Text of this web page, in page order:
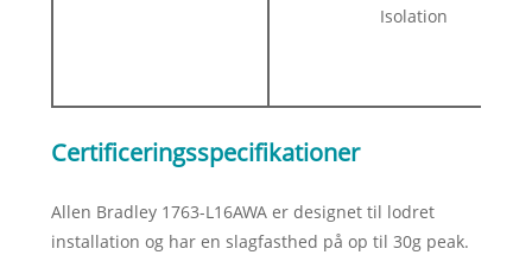
Isolation
Certificeringsspecifikationer
Allen Bradley 1763-L16AWA er designet til lodret
installation og har en slagfasthed på op til 30g peak.